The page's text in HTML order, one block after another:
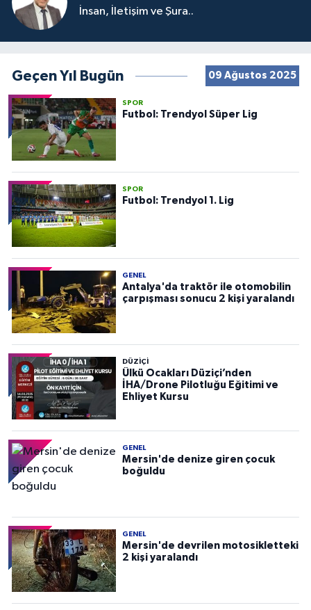
İnsan, İletişim ve Şura..
Geçen Yıl Bugün 09 Ağustos 2025
SPOR
Futbol: Trendyol Süper Lig
SPOR
Futbol: Trendyol 1. Lig
GENEL
Antalya'da traktör ile otomobilin
çarpışması sonucu 2 kişi yaralandı
DÜZIÇI
Ülkü Ocakları Düziçi’nden
İHA/Drone Pilotluğu Eğitimi ve
Ehliyet Kursu
GENEL
Mersin'de denize giren çocuk
boğuldu
GENEL
Mersin'de devrilen motosikletteki
2 kişi yaralandı